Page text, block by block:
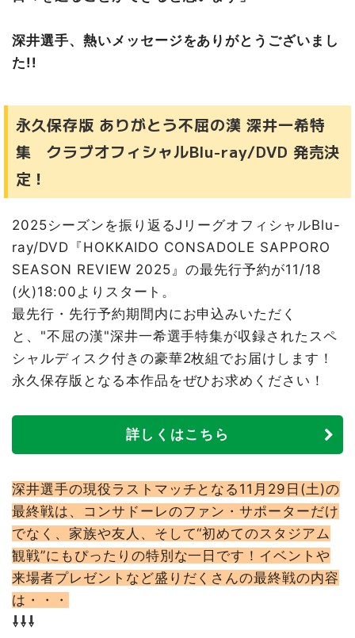
深井選手、熱いメッセージをありがとうございまし
た!!
永久保存版 ありがとう不屈の漢 深井一希特
集 クラブオフィシャルBlu-ray/DVD 発売決
定！
2025シーズンを振り返るJリーグオフィシャルBlu-
ray/DVD『HOKKAIDO CONSADOLE SAPPORO
SEASON REVIEW 2025』の最先行予約が11/18
(火)18:00よりスタート。
最先行・先行予約期間内にお申込みいただく
と、"不屈の漢"深井一希選手特集が収録されたスペ
シャルディスク付きの豪華2枚組でお届けします！
永久保存版となる本作品をぜひお求めください！
詳しくはこちら
深井選手の現役ラストマッチとなる11月29日(土)の
最終戦は、コンサドーレのファン・サポーターだけ
でなく、家族や友人、そして“初めてのスタジアム
観戦”にもぴったりの特別な一日です！イベントや
来場者プレゼントなど盛りだくさんの最終戦の内容
は・・・
⇩⇩⇩